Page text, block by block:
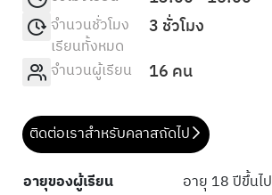
จำนวนชั่วโมง
เรียนทั้งหมด
3 ชั่วโมง
จำนวนผู้เรียน 16 คน
ติดต่อเราสำหรับคลาสถัดไป
อายุของผู้เรียน
อายุ 18 ปีขึ้นไป